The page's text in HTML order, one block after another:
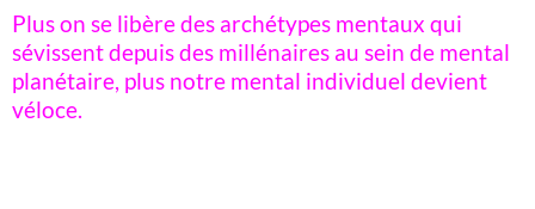
Plus on se libère des archétypes mentaux qui
sévissent depuis des millénaires au sein de mental
planétaire, plus notre mental individuel devient
véloce.